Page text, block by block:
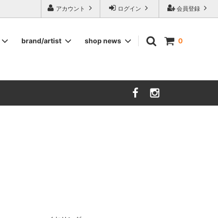
器,雅峰窯やソルテグラスジュエリーなどの作家の作品が並びます】
会員登録
ログイン
アカウント
0
brand/artist shop news